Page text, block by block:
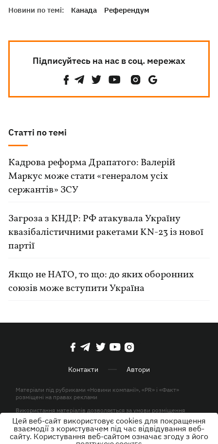
Новини по темі: Канада Референдум
Підписуйтесь на нас в соц. мережах
Статті по темі
Кадрова реформа Драпатого: Валерій
Маркус може стати «генералом усіх
сержантів» ЗСУ
Загроза з КНДР: РФ атакувала Україну
квазібалістичними ракетами KN-23 із нової
партії
Якщо не НАТО, то що: до яких оборонних
союзів може вступити Україна
Контакти Автори
Матеріали під рубриками «Новини компанії», «PR» і «Факт»
розміщені на правах реклами
Використання матеріалів дозволяється за умови розміщення
активного гіперпосилання на KP.UA в першому абзаці.
© ТОВ «ЮЛАВ МЕДІА» 2026. Всі права захищені.
Цей веб-сайт використовує cookies для покращення
взаємодії з користувачем під час відвідування веб-
сайту. Користування веб-сайтом означає згоду з його